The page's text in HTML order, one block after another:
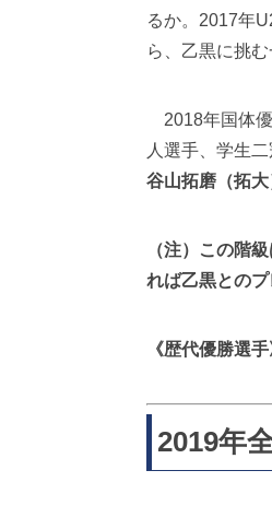
るか。2017年
ら、乙黒に挑む
2018年国体
人選手、学生
谷山拓磨（拓大
（注）この階
れば乙黒との
《歴代優勝選手
2019年